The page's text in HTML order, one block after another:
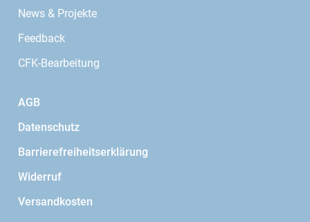
News & Projekte
Feedback
CFK-Bearbeitung
AGB
Datenschutz
Barrierefreiheitserklärung
Widerruf
Versandkosten